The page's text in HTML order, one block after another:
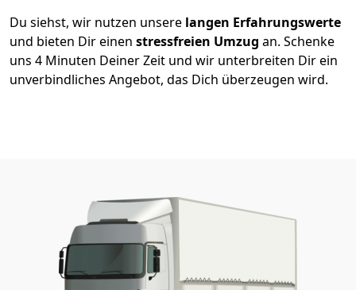
Du siehst, wir nutzen unsere langen Erfahrungswerte
und bieten Dir einen stressfreien Umzug an. Schenke
uns 4 Minuten Deiner Zeit und wir unterbreiten Dir ein
unverbindliches Angebot, das Dich überzeugen wird.